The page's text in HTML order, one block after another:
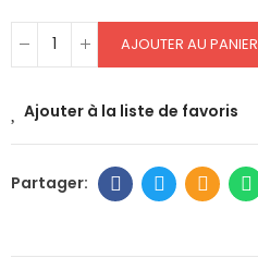
AJOUTER AU PANIER
Ajouter à la liste de favoris